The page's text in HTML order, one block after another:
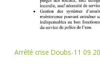
Arrêté crise Doubs-11 09